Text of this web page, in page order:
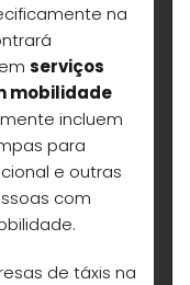
na
serviços
mobilidade
incluem
para
e outras
com
de táxis na